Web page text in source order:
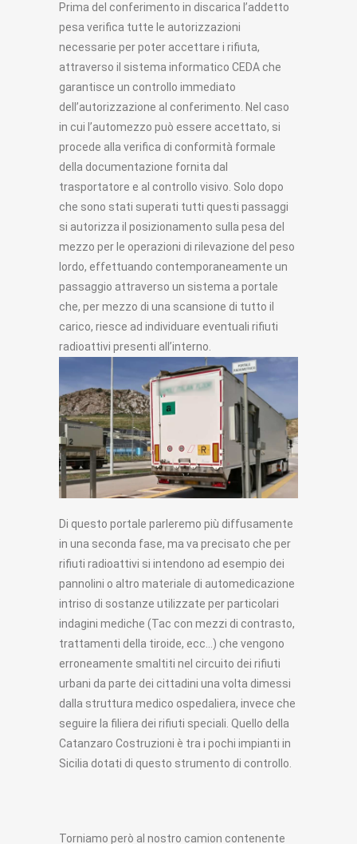
Prima del conferimento in discarica l’addetto
pesa verifica tutte le autorizzazioni
necessarie per poter accettare i rifiuta,
attraverso il sistema informatico CEDA che
garantisce un controllo immediato
dell’autorizzazione al conferimento. Nel caso
in cui l’automezzo può essere accettato, si
procede alla verifica di conformità formale
della documentazione fornita dal
trasportatore e al controllo visivo. Solo dopo
che sono stati superati tutti questi passaggi
si autorizza il posizionamento sulla pesa del
mezzo per le operazioni di rilevazione del peso
lordo, effettuando contemporaneamente un
passaggio attraverso un sistema a portale
che, per mezzo di una scansione di tutto il
carico, riesce ad individuare eventuali rifiuti
radioattivi presenti all’interno.
Di questo portale parleremo più diffusamente
in una seconda fase, ma va precisato che per
rifiuti radioattivi si intendono ad esempio dei
pannolini o altro materiale di automedicazione
intriso di sostanze utilizzate per particolari
indagini mediche (Tac con mezzi di contrasto,
trattamenti della tiroide, ecc…) che vengono
erroneamente smaltiti nel circuito dei rifiuti
urbani da parte dei cittadini una volta dimessi
dalla struttura medico ospedaliera, invece che
seguire la filiera dei rifiuti speciali. Quello della
Catanzaro Costruzioni è tra i pochi impianti in
Sicilia dotati di questo strumento di controllo.
Torniamo però al nostro camion contenente